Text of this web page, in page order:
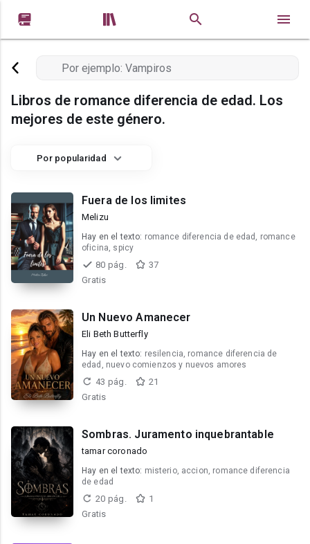
 
Libros de romance diferencia de edad. Los
mejores de este género.
Por popularidad
Fuera de los limites
Melizu
Hay en el texto: romance diferencia de edad, romance
oficina, spicy
80 pág.
37
Gratis
Un Nuevo Amanecer
Eli Beth Butterfly
Hay en el texto: resilencia, romance diferencia de
edad, nuevo comienzos y nuevos amores
43 pág.
21
Gratis
Sombras. Juramento inquebrantable
tamar coronado
Hay en el texto: misterio, accion, romance diferencia
de edad
20 pág.
1
Gratis